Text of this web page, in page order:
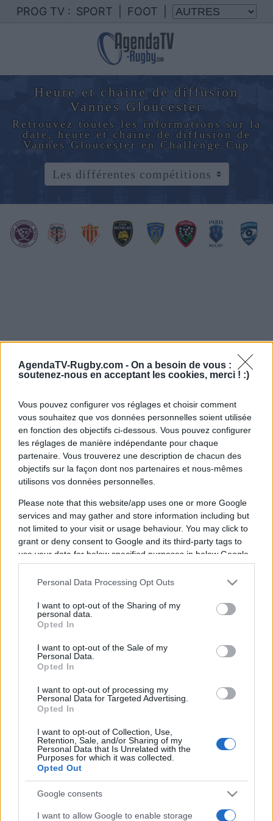
AgendaTV-Rugby.com - On a besoin de vous :
soutenez-nous en acceptant les cookies, merci ! :)
Vous pouvez configurer vos réglages et choisir comment
vous souhaitez que vos données personnelles soient utilisée
en fonction des objectifs ci-dessous. Vous pouvez configurer
les réglages de manière indépendante pour chaque
partenaire. Vous trouverez une description de chacun des
objectifs sur la façon dont nos partenaires et nous-mêmes
utilisons vos données personnelles.
Please note that this website/app uses one or more Google
services and may gather and store information including but
not limited to your visit or usage behaviour. You may click to
grant or deny consent to Google and its third-party tags to
use your data for below specified purposes in below Google
consent section.
Personal Data Processing Opt Outs
I want to opt-out of the Sharing of my
personal data.
Opted In
I want to opt-out of the Sale of my
Personal Data.
Opted In
I want to opt-out of processing my
Personal Data for Targeted Advertising.
Opted In
I want to opt-out of Collection, Use,
Retention, Sale, and/or Sharing of my
Personal Data that Is Unrelated with the
Purposes for which it was collected.
Opted Out
Google consents
I want to allow Google to enable storage
PROG TV : SPORT FOOT
Heure et chaine de diffusion
Vannes Gloucester
Retrouvez toutes les informations sur la
date, heure et chaine de diffusion de
Vannes Gloucester en Challenge Cup
Samedi 14 Décembre 2024